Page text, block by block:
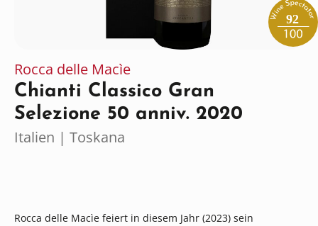
92
Rocca delle Macìe
Chianti Classico Gran
Selezione 50 anniv. 2020
Italien | Toskana
Rocca delle Macìe feiert in diesem Jahr (2023) sein